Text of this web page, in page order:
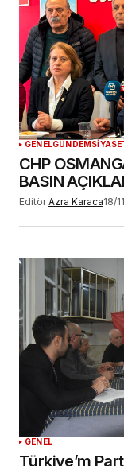
GENELGÜNDEM
CHP
BASIN
Editör Azra Karaca18/
GENEL
Türkiye’m